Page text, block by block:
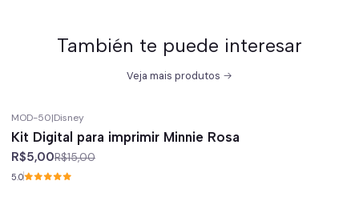
También te puede interesar
Veja mais produtos
MOD-50|Disney
Kit Digital para imprimir Minnie Rosa
R$5,00R$15,00
5.0